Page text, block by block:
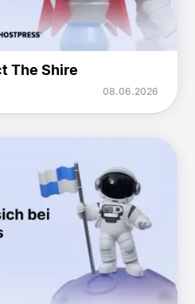
The Shire
08.06.2026